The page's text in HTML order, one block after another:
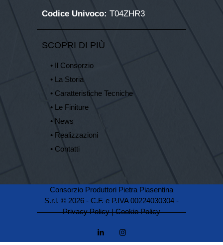
Codice Univoco: T04ZHR3
SCOPRI DI PIÙ
• Il Consorzio
• La Storia
• Caratteristiche Tecniche
• Le Finiture
• News
• Realizzazioni
• Contatti
Consorzio Produttori Pietra Piasentina
S.r.l. © 2026 - C.F. e P.IVA 00224030304 -
Privacy Policy|Cookie Policy
linkedininstagramm